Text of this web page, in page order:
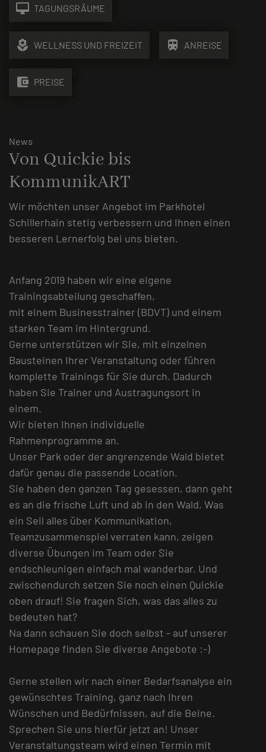
desktop_mac TAGUNGSRÄUME
local_florist WELLNESS UND FREIZEIT train ANREISE
account_balance_wallet PREISE
News
Von Quickie bis
KommunikART
Wir möchten unser Angebot im Parkhotel
Schillerhain stetig verbessern und Ihnen einen
besseren Lernerfolg bei uns bieten.
Anfang 2019 haben wir eine eigene
Trainingsabteilung geschaffen,
mit einem Businesstrainer (BDVT) und einem
starken Team im Hintergrund.
Gerne unterstützen wir Sie, mit einzelnen
Bausteinen Ihrer Veranstaltung oder führen
komplette Trainings für Sie durch. Dadurch
haben Sie Trainer und Austragungsort in
einem.
Wir bieten Ihnen individuelle
Rahmenprogramme an.
Unser Park oder der angrenzende Wald bietet
dafür genau die passende Location.
Sie haben den ganzen Tag gesessen, dann geht
es an die frische Luft und ab in den Wald, Was
ein Seil alles über Kommunikation,
Teamzusammenspiel verraten kann, zeigen
diverse Übungen im Team oder Sie
endschleunigen einfach mal wanderbar. Und
zwischendurch setzen Sie noch einen Quickie
oben drauf! Sie fragen Sich, was das alles zu
bedeuten hat?
Na dann schauen Sie doch selbst - auf unserer
Homepage finden Sie diverse Angebote :-)
Gerne stellen wir nach einer Bedarfsanalyse ein
gewünschtes Training, ganz nach Ihren
Wünschen und Bedürfnissen, auf die Beine.
Sprechen Sie uns hierfür jetzt an! Unser
Veranstaltungsteam wird einen Termin mit